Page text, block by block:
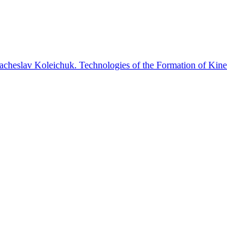
Koleichuk. Technologies of the Formation of